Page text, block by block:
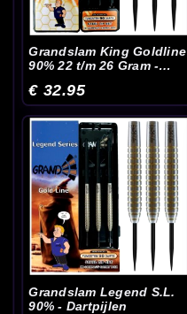
Grandslam King Goldline
90% 22 t/m 26 Gram -
€ 32.95
Grandslam Legend S.L.
90% - Dartpijlen